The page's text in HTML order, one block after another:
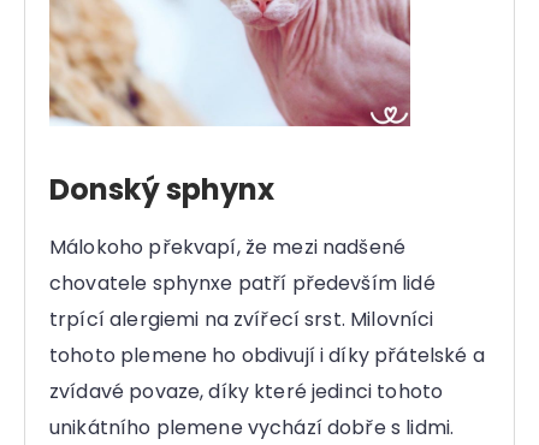
Donský sphynx
Málokoho překvapí, že mezi nadšené
chovatele sphynxe patří především lidé
trpící alergiemi na zvířecí srst. Milovníci
tohoto plemene ho obdivují i díky přátelské a
zvídavé povaze, díky které jedinci tohoto
unikátního plemene vychází dobře s lidmi.